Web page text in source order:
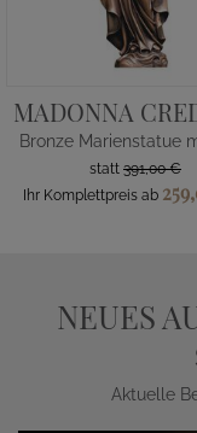
MADONNA
Bronze Marienstatue
statt 391,00 €
Ihr Komplettpreis ab
NEUES
Aktuelle